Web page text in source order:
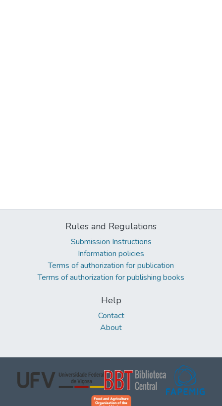
Rules and Regulations
Submission Instructions
Information policies
Terms of authorization for publication
Terms of authorization for publishing books
Help
Contact
About